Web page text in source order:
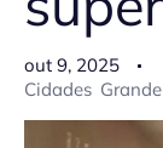
out 9, 2025
Cidades